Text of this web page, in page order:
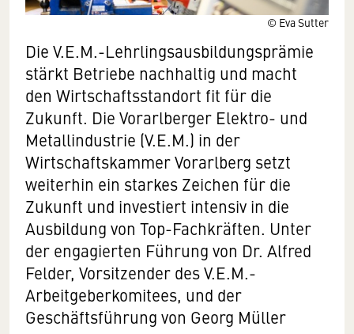
© Eva Sutter
Die V.E.M.-Lehrlingsausbildungsprämie
stärkt Betriebe nachhaltig und macht
den Wirtschaftsstandort fit für die
Zukunft. Die Vorarlberger Elektro- und
Metallindustrie (V.E.M.) in der
Wirtschaftskammer Vorarlberg setzt
weiterhin ein starkes Zeichen für die
Zukunft und investiert intensiv in die
Ausbildung von Top-Fachkräften. Unter
der engagierten Führung von Dr. Alfred
Felder, Vorsitzender des V.E.M.-
Arbeitgeberkomitees, und der
Geschäftsführung von Georg Müller